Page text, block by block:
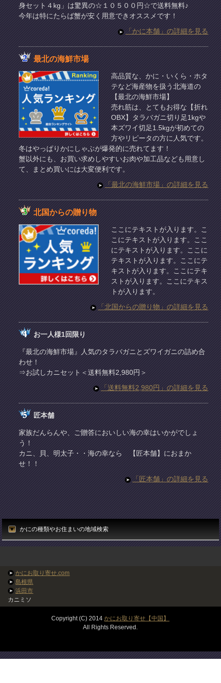
身セット４kg」は驚異の☆１０５００円☆で送料無料♪
今年は特にたらば蟹が安く用意できオススメです！
「かに本舗」の詳細を見る
最北の海鮮市場
高品質な、かに・いくら・ホタ
テなど海産物を扱う北海道の
【最北の海鮮市場】
売れ筋は、とてもお得な【折れ
OBX】タラバガニ切り足1kgや
本ズワイ切足1.5kgが初めての
方やリピータの方に人気です。
冬はやっぱりかにしゃぶが爆発的に売れてます！
蟹以外にも、お買い求めしやすいお肉や加工品なども用意し
て、まとめ買いには大変便利です。
「最北の海鮮市場」の詳細を見る
北国からの贈り物
ここにテキストが入ります。こ
こにテキストが入ります。ここ
にテキストが入ります。ここに
テキストが入ります。ここにテ
キストが入ります。ここにテキ
ストが入ります。ここにテキス
トが入ります。
「北国からの贈り物」の詳細を見る
お一人様1回限り
『最北の海鮮市場』人気のタラバガニとズワイガニの詰め合
わせ！
⇒お試しカニセット＜送料無料2,980円＞
「送料無料2,980円」の詳細を見る
匠本舗
家族だんらんや、ご贈答においしい海の幸はいかがでしょ
う！
カニ、貝、明太子・・海の幸なら 【匠本舗】におまか
せ！！
「匠本舗」の詳細を見る
かにの種類やお住まいの地域検索
かにお取り寄せ.com
島根県
浜田市
カニミソ
Copyright (C) 2014かにお取り寄せ【中国】
All Rights Reserved.